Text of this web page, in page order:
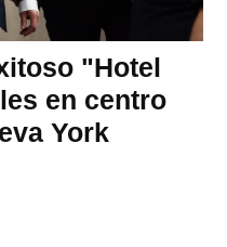
"Hotel
en centro
York